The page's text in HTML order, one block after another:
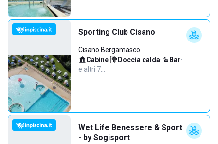
Sporting Club Cisano
Cisano Bergamasco
Cabine· Doccia calda· Bar·
e altri 7…
Wet Life Benessere & Sport
- by Sogisport